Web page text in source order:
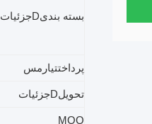
بسته بندیDجزئیات
پرداختتیارمس
تحویلDجزئیات
MOQ